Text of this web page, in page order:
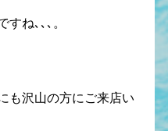
ね､､､。
も沢山の方にご来店い